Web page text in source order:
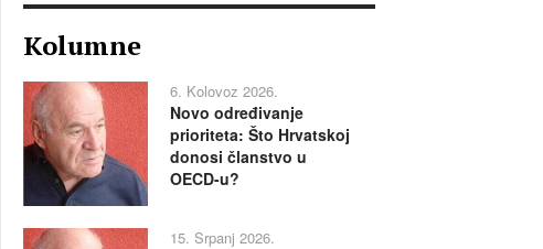
Kolumne
6. Kolovoz 2026.
Novo određivanje
prioriteta: Što Hrvatskoj
donosi članstvo u
OECD-u?
15. Srpanj 2026.